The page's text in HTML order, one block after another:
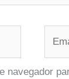
navegador